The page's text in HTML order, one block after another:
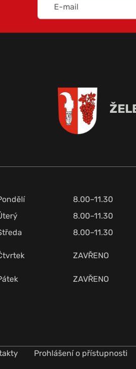
8.00–11.30
8.00–11.30
8.00–11.30
ZAVŘENO
ZAVŘENO
Prohlášení o přístupnosti